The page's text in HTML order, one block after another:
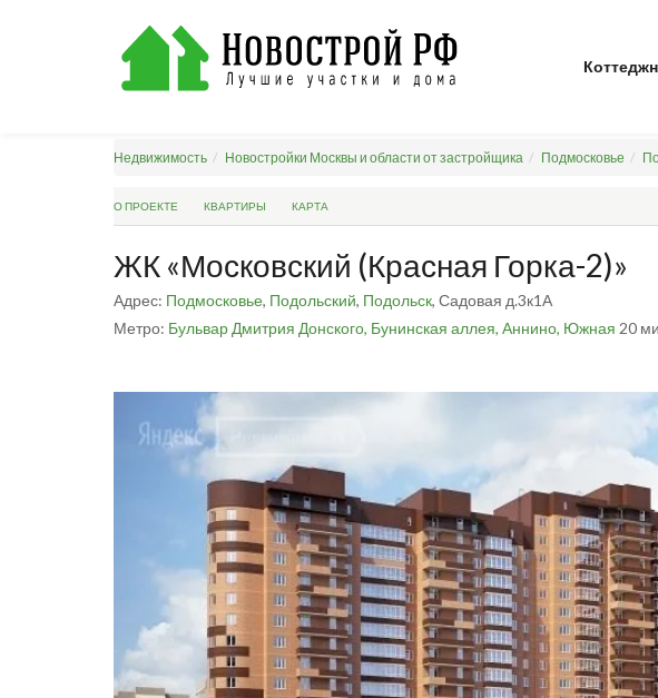
Недвижимость Новостройки Москвы и области от застройщика Подмосковье
О ПРОЕКТЕ КВАРТИРЫ КАРТА
ЖК «Московский (Красная Горка-2)»
Адрес: Подмосковье, Подольский, Подольск, Садовая д.3к1А
Метро: Бульвар Дмитрия Донского, Бунинская аллея, Аннино, Южная 20